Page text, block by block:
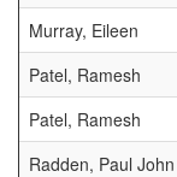
Murray, Eileen
Patel, Ramesh
Patel, Ramesh
Radden, Paul John